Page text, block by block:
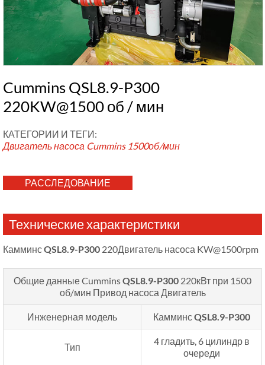
Cummins QSL8.9-P300
220KW@1500 об / мин
КАТЕГОРИИ И ТЕГИ:
Двигатель насоса Cummins 1500об/мин
РАССЛЕДОВАНИЕ
Технические характеристики
КамминсQSL8.9-P300 220Двигатель насоса KW@1500rpm
Общие данные CumminsQSL8.9-P300 220кВт при 1500
об/мин Привод насоса Двигатель
Инженерная модель КамминсQSL8.9-P300
Тип
4 гладить, 6 цилиндр в
очереди